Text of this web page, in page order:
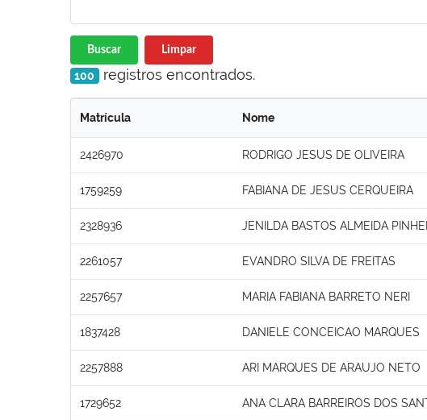
Buscar Limpar
100 registros encontrados.
Matrícula Nome
2426970 RODRIGO JESUS DE OLIVEIRA
1759259 FABIANA DE JESUS CERQUEIRA
2328936 JENILDA BASTOS ALMEIDA
2261057 EVANDRO SILVA DE FREITAS
2257657 MARIA FABIANA BARRETO NERI
1837428 DANIELE CONCEICAO MARQUES
2257888 ARI MARQUES DE ARAUJO NETO
1729652 ANA CLARA BARREIROS DOS